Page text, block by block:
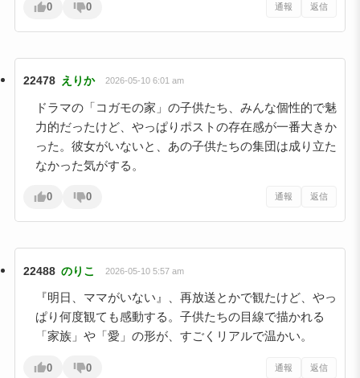
0 0 通報 返信
22478 えりか 2026-05-10 6:01 am
ドラマの「コガモの家」の子供たち、みんな個性的で魅
力的だったけど、やっぱりポストの存在感が一番大きか
った。彼女がいないと、あの子供たちの集団は成り立た
なかった気がする。
0 0 通報 返信
22488 のりこ 2026-05-10 5:57 am
『明日、ママがいない』、再放送とかで観たけど、やっ
ぱり何度観ても感動する。子供たちの目線で描かれる
「家族」や「愛」の形が、すごくリアルで温かい。
0 0 通報 返信